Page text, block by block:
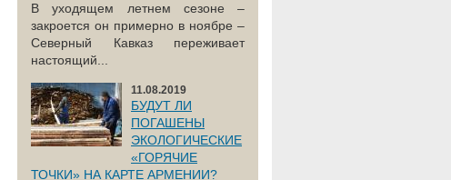
В уходящем летнем сезоне –
закроется он примерно в ноябре –
Северный Кавказ переживает
настоящий...
11.08.2019
БУДУТ ЛИ
ПОГАШЕНЫ
ЭКОЛОГИЧЕСКИЕ
«ГОРЯЧИЕ
ТОЧКИ» НА КАРТЕ АРМЕНИИ?